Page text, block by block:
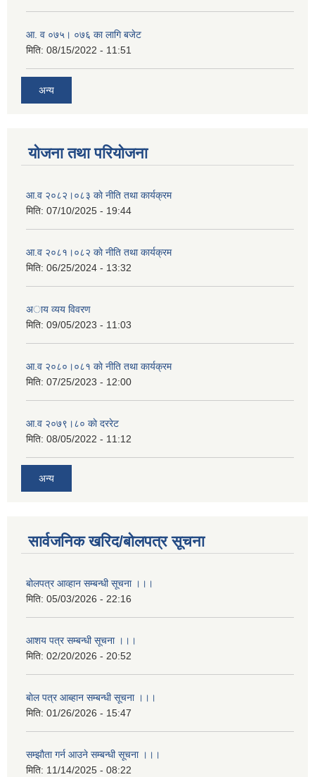
आ. व ०७५। ०७६ का लागि बजेट
मिति: 08/15/2022 - 11:51
अन्य
योजना तथा परियोजना
आ.व २०८२।०८३ काे नीति तथा कार्यक्रम
मिति: 07/10/2025 - 19:44
आ.व २०८१।०८२ काे नीति तथा कार्यक्रम
मिति: 06/25/2024 - 13:32
अाय व्यय विवरण
मिति: 09/05/2023 - 11:03
आ.व २०८०।०८१ काे नीति तथा कार्यक्रम
मिति: 07/25/2023 - 12:00
आ.व २०७९।८० काे दररेट
मिति: 08/05/2022 - 11:12
अन्य
सार्वजनिक खरिद/बोलपत्र सूचना
बोलपत्र आव्हान सम्बन्धी सूचना ।।।
मिति: 05/03/2026 - 22:16
आशय पत्र सम्बन्धी सूचना ।।।
मिति: 02/20/2026 - 20:52
बाेल पत्र आब्हान सम्बन्धी सूचना ।।।
मिति: 01/26/2026 - 15:47
सम्झाैता गर्न आउने सम्बन्धी सूचना ।।।
मिति: 11/14/2025 - 08:22